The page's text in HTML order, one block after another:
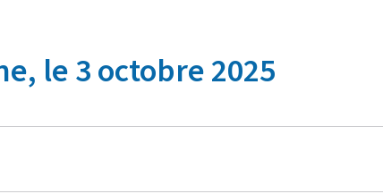
le 3 octobre 2025